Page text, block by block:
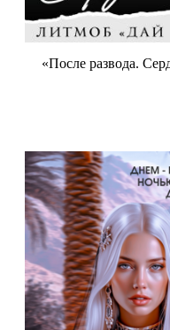
«После развода.